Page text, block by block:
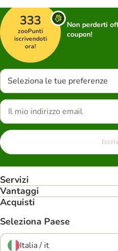
333
zooPunti
iscrivendoti
ora!
Non perderti
coupon!
Seleziona le tue preferenze
Servizi
Vantaggi
Acquisti
Seleziona Paese
Italia / it